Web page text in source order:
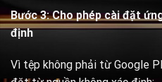
Bước 3: Cho phép cài đặt
định
Vì tệp không phải từ Google